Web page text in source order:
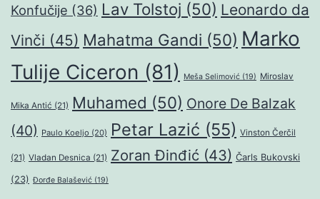
Konfučije (36) Lav Tolstoj (50) Leonardo da
Vinči (45) Mahatma Gandi (50) Marko
Tulije Ciceron (81) Meša Selimović (19) Miroslav
Mika Antić (21) Muhamed (50) Onore De Balzak
(40) Paulo Koeljo (20) Petar Lazić (55) Vinston Čerčil
(21) Vladan Desnica (21) Zoran Đinđić (43) Čarls Bukovski
(23) Đorđe Balašević (19)